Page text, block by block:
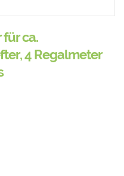
für ca.
4 Regalmeter